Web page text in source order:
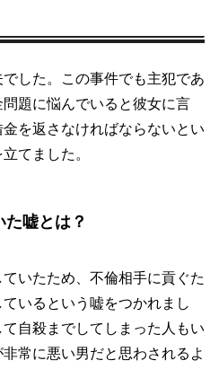
した。この事件でも主犯であ
題に悩んでいると彼女に言
を返さなければならないとい
てました。
嘘とは？
いたため、不倫相手に貢ぐた
いるという嘘をつかれまし
自殺までしてしまった人もい
常に悪い男だと思わされるよ